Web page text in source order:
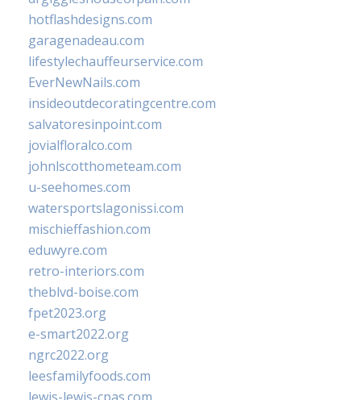
hotflashdesigns.com
garagenadeau.com
lifestylechauffeurservice.com
EverNewNails.com
insideoutdecoratingcentre.com
salvatoresinpoint.com
jovialfloralco.com
johnlscotthometeam.com
u-seehomes.com
watersportslagonissi.com
mischieffashion.com
eduwyre.com
retro-interiors.com
theblvd-boise.com
fpet2023.org
e-smart2022.org
ngrc2022.org
leesfamilyfoods.com